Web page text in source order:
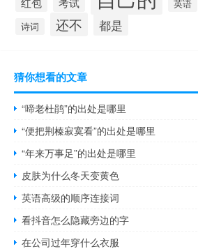
英语
诗词 还不 都是
猜你想看的文章
“啼老杜鹃”的出处是哪里
“便把荆榛寂寞看”的出处是哪里
“年来万事足”的出处是哪里
皮肤为什么冬天变黄色
英语高级的顺序连接词
看抖音怎么隐藏旁边的字
在公司过年穿什么衣服